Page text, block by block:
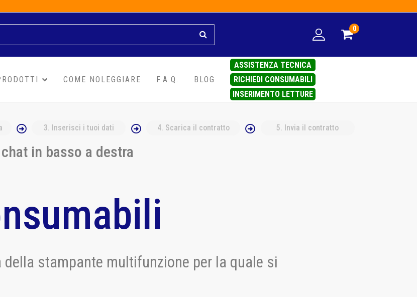
0
COME NOLEGGIARE F.A.Q. BLOG
ASSISTENZA TECNICA
RICHIEDI CONSUMABILI
INSERIMENTO LETTURE
3. Inserisci i tuoi dati 4. Scarica il contratto 5. Invia il contratto
in basso a destra
della stampante multifunzione per la quale si